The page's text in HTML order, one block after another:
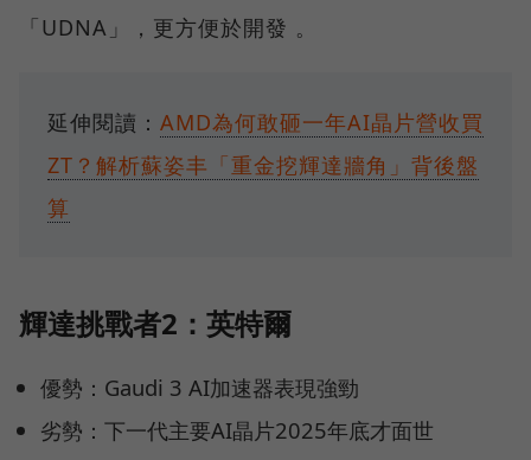
「UDNA」，更方便於開發 。
延伸閱讀： AMD為何敢砸一年AI晶片營收買
ZT？解析蘇姿丰「重金挖輝達牆角」背後盤
算
輝達挑戰者2：英特爾
優勢：Gaudi 3 AI加速器表現強勁
劣勢：下一代主要AI晶片2025年底才面世